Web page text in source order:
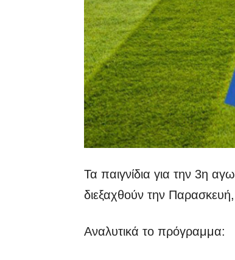
Τα παιγνίδια για την 3η
διεξαχθούν την
Αναλυτικά το πρόγραμμα: